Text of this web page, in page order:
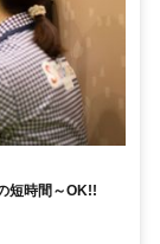
短時間～OK!!